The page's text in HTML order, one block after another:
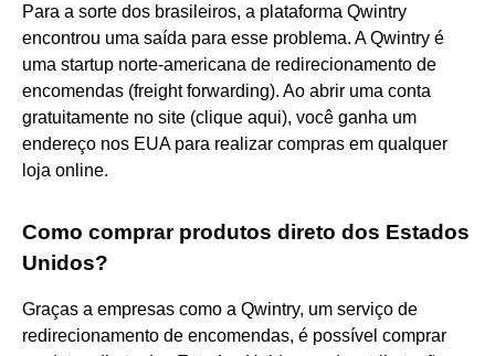
Para a sorte dos brasileiros, a plataforma Qwintry
encontrou uma saída para esse problema. A Qwintry é
uma startup norte-americana de redirecionamento de
encomendas (freight forwarding). Ao abrir uma conta
gratuitamente no site (clique aqui), você ganha um
endereço nos EUA para realizar compras em qualquer
loja online.
Como comprar produtos direto dos Estados
Unidos?
Graças a empresas como a Qwintry, um serviço de
redirecionamento de encomendas, é possível comprar